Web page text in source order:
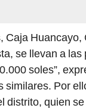
Caja
se llevan a
soles”,
similares. Por
distrito, quien